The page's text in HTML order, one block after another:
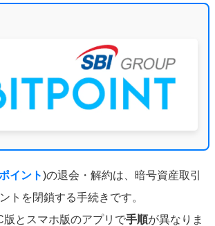
イント)の退会・解約は、暗号資産取引
トを閉鎖する手続きです。
とスマホ版のアプリで手順が異なりま